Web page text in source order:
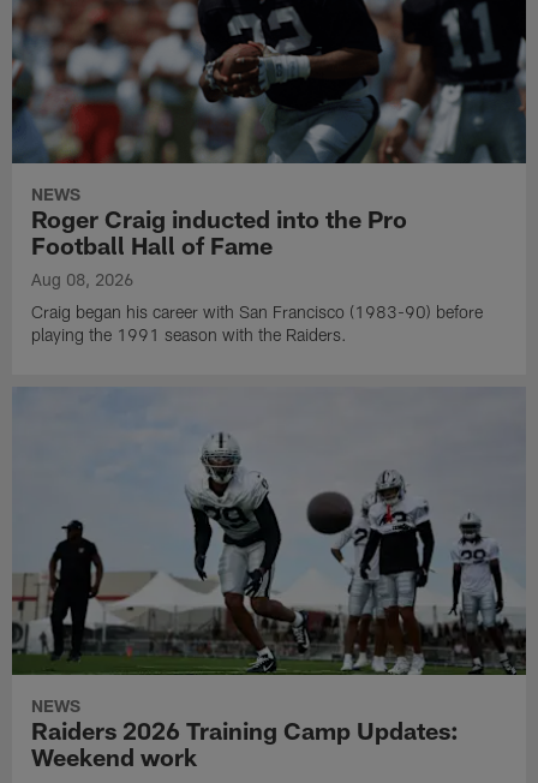
NEWS
Roger Craig inducted into the Pro
Football Hall of Fame
Aug 08, 2026
Craig began his career with San Francisco (1983-90) before
playing the 1991 season with the Raiders.
NEWS
Raiders 2026 Training Camp Updates:
Weekend work